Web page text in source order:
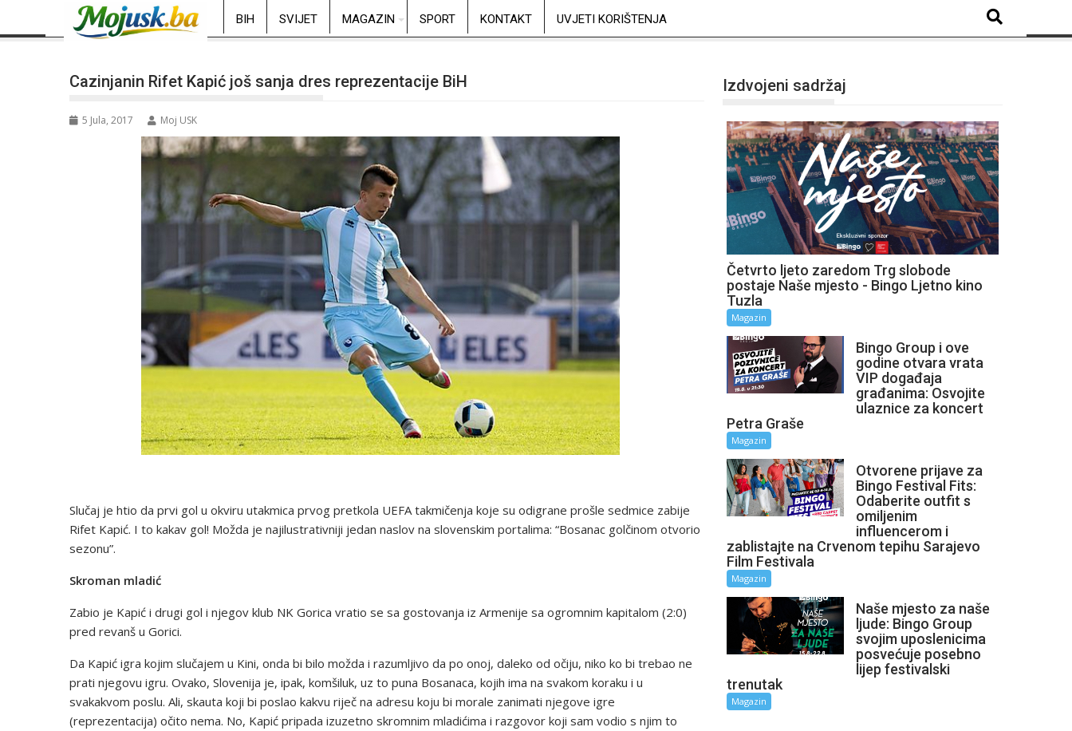
BIH SVIJET MAGAZIN SPORT KONTAKT UVJETI KORIŠTENJA
Cazinjanin Rifet Kapić još sanja dres reprezentacije BiH
5 Jula, 2017 Moj USK
Slučaj je htio da prvi gol u okviru utakmica prvog pretkola UEFA takmičenja koje su odigrane prošle sedmice zabije
Rifet Kapić. I to kakav gol! Možda je najilustrativniji jedan naslov na slovenskim portalima: “Bosanac golčinom otvorio
sezonu”.
Skroman mladić
Zabio je Kapić i drugi gol i njegov klub NK Gorica vratio se sa gostovanja iz Armenije sa ogromnim kapitalom (2:0)
pred revanš u Gorici.
Da Kapić igra kojim slučajem u Kini, onda bi bilo možda i razumljivo da po onoj, daleko od očiju, niko ko bi trebao ne
prati njegovu igru. Ovako, Slovenija je, ipak, komšiluk, uz to puna Bosanaca, kojih ima na svakom koraku i u
svakakvom poslu. Ali, skauta koji bi poslao kakvu riječ na adresu koju bi morale zanimati njegove igre
(reprezentacija) očito nema. No, Kapić pripada izuzetno skromnim mladićima i razgovor koji sam vodio s njim to
Izdvojeni sadržaj
Četvrto ljeto zaredom Trg slobode
postaje Naše mjesto - Bingo Ljetno kino
Tuzla
Magazin
Bingo Group i ove
godine otvara vrata
VIP događaja
građanima: Osvojite
ulaznice za koncert
Petra Graše
Magazin
Otvorene prijave za
Bingo Festival Fits:
Odaberite outfit s
omiljenim
influencerom i
zablistajte na Crvenom tepihu Sarajevo
Film Festivala
Magazin
Naše mjesto za naše
ljude: Bingo Group
svojim uposlenicima
posvećuje posebno
lijep festivalski
trenutak
Magazin